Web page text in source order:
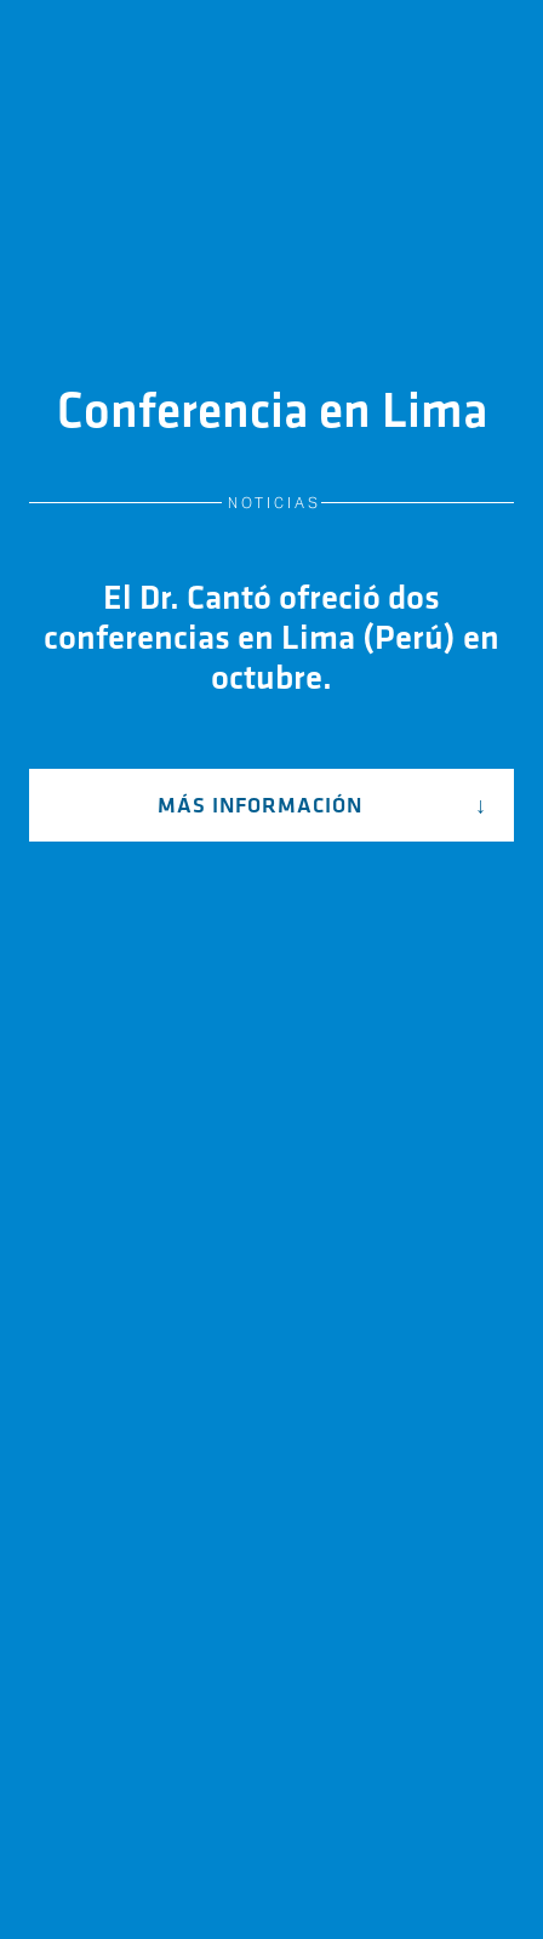
Conferencia en Lima
NOTICIAS
El Dr. Cantó ofreció dos
conferencias en Lima (Perú) en
octubre.
MÁS INFORMACIÓN